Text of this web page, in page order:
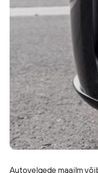
Autovelgede maailm